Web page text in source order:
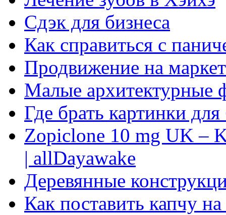
Сдэк для бизнеса
Как справиться с
Продвижение на
Малые архитектурные
Где брать картинки
Zopiclone 10 mg UK –
| allDayawake
Деревянные
Как поставить капчу